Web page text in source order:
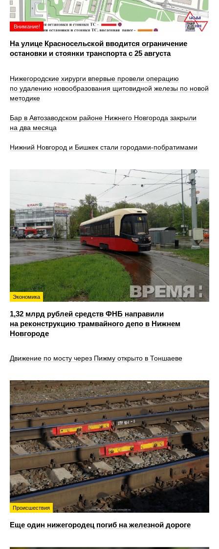
Внимание!
На улице Красносельской вводится ограничение
остановки и стоянки транспорта с 25 августа
Нижегородские хирурги впервые провели операцию
по удалению новообразования щитовидной железы по новой
методике
Бар в Автозаводском районе Нижнего Новгорода закрыли
на два месяца
Нижний Новгород и Бишкек стали городами-побратимами
Экономика
1,32 млрд рублей средств ФНБ направили
на реконструкцию трамвайного депо в Нижнем
Новгороде
Движение по мосту через Пижму открыто в Тоншаеве
Происшествия
Еще один нижегородец погиб на железной дороге